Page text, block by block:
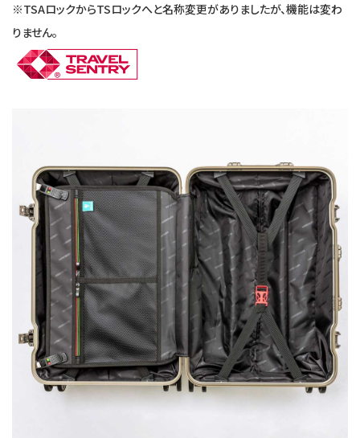
※TSAロックからTSロックへと名称変更がありましたが、機能は変わ
りません。